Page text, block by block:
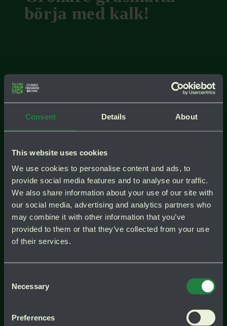
Consent Details About
This website uses cookies
We use cookies to personalise content and ads, to
provide social media features and to analyse our traffic.
We also share information about your use of our site with
our social media, advertising and analytics partners who
may combine it with other information that you’ve
provided to them or that they’ve collected from your use
of their services.
Selection
Necessary
Preferences
börja med kalk!
test test
Få en grönare gräsmatta –